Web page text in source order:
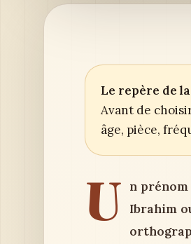
Le repère de
Avant de
âge, pièce,
U n
Ibrahim